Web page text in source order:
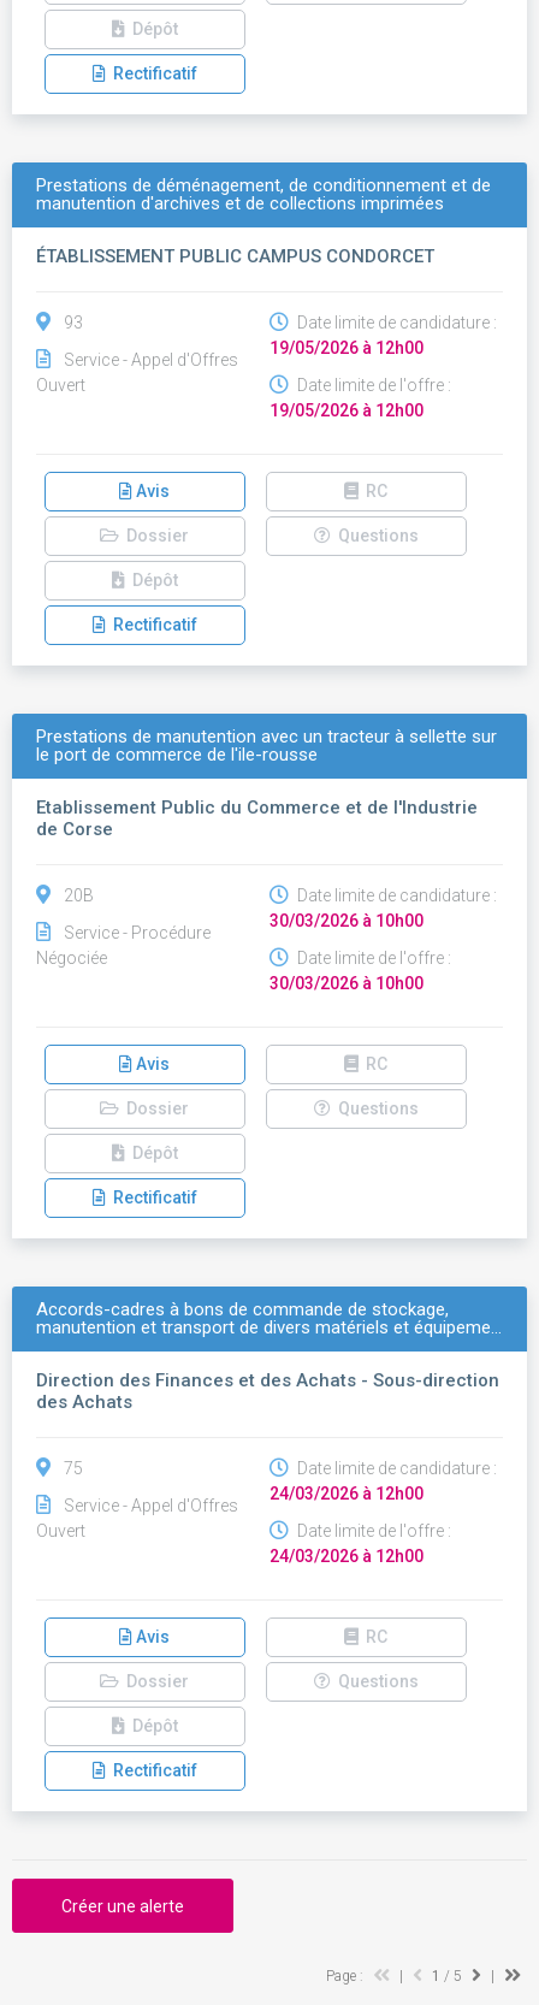
Dépôt
Rectificatif
Prestations de déménagement, de conditionnement et de
manutention d'archives et de collections imprimées
ÉTABLISSEMENT PUBLIC CAMPUS CONDORCET
93
Service - Appel d'Offres
Ouvert
Date limite de candidature :
19/05/2026 à 12h00
Date limite de l'offre :
19/05/2026 à 12h00
Avis RC
Dossier Questions
Dépôt
Rectificatif
Prestations de manutention avec un tracteur à sellette sur
le port de commerce de l'ile-rousse
Etablissement Public du Commerce et de l'Industrie
de Corse
20B
Service - Procédure
Négociée
Date limite de candidature :
30/03/2026 à 10h00
Date limite de l'offre :
30/03/2026 à 10h00
Avis RC
Dossier Questions
Dépôt
Rectificatif
Accords-cadres à bons de commande de stockage,
manutention et transport de divers matériels et équipeme…
Direction des Finances et des Achats - Sous-direction
des Achats
75
Service - Appel d'Offres
Ouvert
Date limite de candidature :
24/03/2026 à 12h00
Date limite de l'offre :
24/03/2026 à 12h00
Avis RC
Dossier Questions
Dépôt
Rectificatif
Créer une alerte
Page : 1 / 5